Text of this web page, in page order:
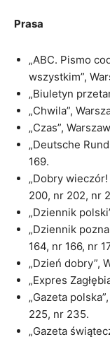
Prasa
„ABC. Pismo
wszystkim”,
„Biuletyn
„Chwila”,
„Czas”,
„Deutsche
169.
„Dobry
200, nr 202, nr
„Dziennik
„Dziennik
164, nr 166, nr
„Dzień dobry”,
„Expres
„Gazeta
225, nr 235.
„Gazeta